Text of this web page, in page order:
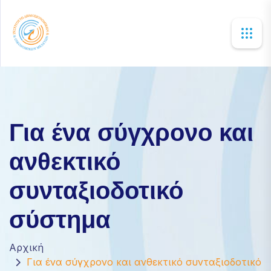
Για ένα σύγχρονο και
ανθεκτικό
συνταξιοδοτικό
σύστημα
Αρχική
Για ένα σύγχρονο και ανθεκτικό συνταξιοδοτικό